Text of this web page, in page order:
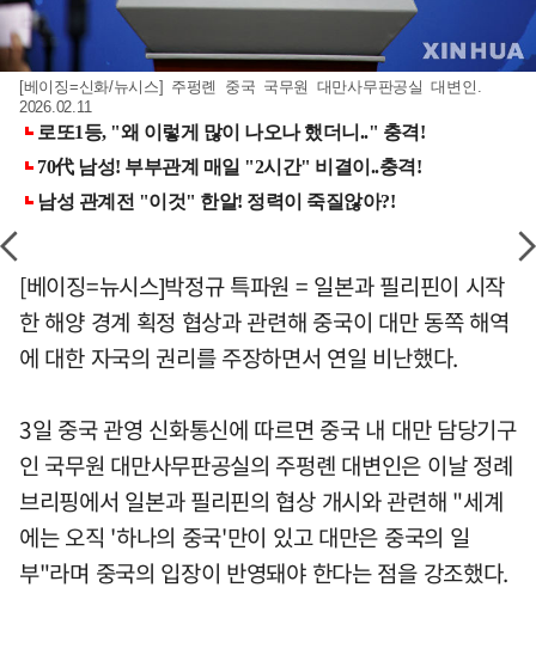
[베이징=신화/뉴시스] 주펑롄 중국 국무원 대만사무판공실 대변인.
2026.02.11
[베이징=뉴시스]박정규 특파원 = 일본과 필리핀이 시작
한 해양 경계 획정 협상과 관련해 중국이 대만 동쪽 해역
에 대한 자국의 권리를 주장하면서 연일 비난했다.
3일 중국 관영 신화통신에 따르면 중국 내 대만 담당기구
인 국무원 대만사무판공실의 주펑롄 대변인은 이날 정례
브리핑에서 일본과 필리핀의 협상 개시와 관련해 "세계
에는 오직 '하나의 중국'만이 있고 대만은 중국의 일
부"라며 중국의 입장이 반영돼야 한다는 점을 강조했다.